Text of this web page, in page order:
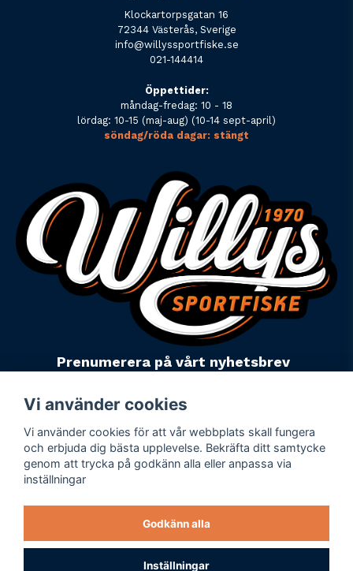
Klockartorpsgatan 16
72344 Västerås, Sverige
info@willyssportfiske.se
021-144414
Öppettider:
måndag-fredag: 10 - 18
lördag: 10-15 (maj-aug) (10-14 sept-april)
söndag/röda dagar: stängt
Prenumerera på vårt nyhetsbrev
Powered by Nyehandel AB
Företagsuppgifter
Personuppgiftspolicy
Varumärken
Vi använder cookies
Vi använder cookies för att vår webbplats skall fungera
och erbjuda dig bästa upplevelse. Bekräfta ditt samtycke
genom att trycka på godkänn alla eller anpassa via
inställningar
Godkänn alla
Inställningar